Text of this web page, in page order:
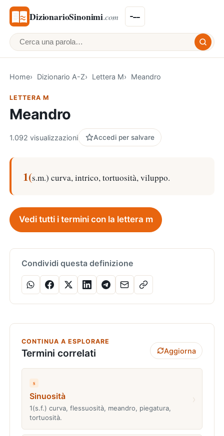
DizionarioSinonimi.com
Cerca una parola
Home Dizionario A-Z Lettera M Meandro
LETTERA M
Meandro
1.092 visualizzazioni Accedi per salvare
1(s.m.) curva, intrico, tortuosità, viluppo.
Vedi tutti i termini con la lettera m
Condividi questa definizione
CONTINUA A ESPLORARE
Termini correlati Aggiorna
s
Sinuosità
1(s.f.) curva, flessuosità, meandro, piegatura,
tortuosità.